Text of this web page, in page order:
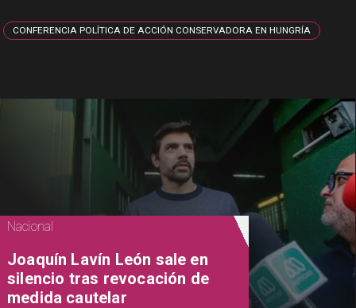
CONFERENCIA POLÍTICA DE ACCIÓN CONSERVADORA EN HUNGRÍA
Nacional
Joaquín Lavín León sale en
silencio tras revocación de
medida cautelar